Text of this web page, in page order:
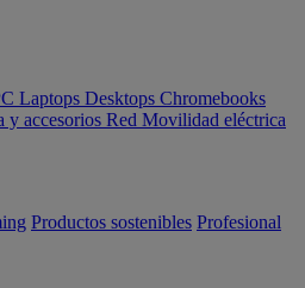
Laptops Desktops Chromebooks
y accesorios Red Movilidad eléctrica
Productos sostenibles Profesional